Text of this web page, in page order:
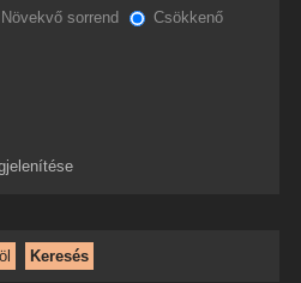
Növekvő sorrend
Csökkenő